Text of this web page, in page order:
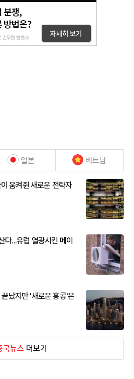
일본 베트남
움켜쥔 새로운 전략자
다...유럽 열광시킨 메이
났지만 '새로운 홍콩'은
국뉴스 더보기